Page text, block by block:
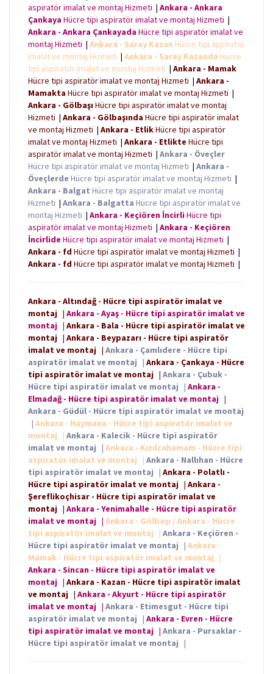
aspiratör imalat ve montaj Hizmeti | Ankara - Ankara
Çankaya Hücre tipi aspiratör imalat ve montaj Hizmeti |
Ankara - Ankara Çankayada Hücre tipi aspiratör imalat ve
montaj Hizmeti | Ankara - Saray Kazan Hücre tipi aspiratör
imalat ve montaj Hizmeti | Ankara - Saray Kazanda Hücre
tipi aspiratör imalat ve montaj Hizmeti | Ankara - Mamak
Hücre tipi aspiratör imalat ve montaj Hizmeti | Ankara -
Mamakta Hücre tipi aspiratör imalat ve montaj Hizmeti |
Ankara - GölbaşıHücre tipi aspiratör imalat ve montaj
Hizmeti | Ankara - Gölbaşında Hücre tipi aspiratör imalat
ve montaj Hizmeti | Ankara - EtlikHücre tipi aspiratör
imalat ve montaj Hizmeti | Ankara - Etlikte Hücre tipi
aspiratör imalat ve montaj Hizmeti | Ankara - Öveçler
Hücre tipi aspiratör imalat ve montaj Hizmeti | Ankara -
Öveçlerde Hücre tipi aspiratör imalat ve montaj Hizmeti |
Ankara - Balgat Hücre tipi aspiratör imalat ve montaj
Hizmeti | Ankara - Balgatta Hücre tipi aspiratör imalat ve
montaj Hizmeti | Ankara - Keçiören İncirliHücre tipi
aspiratör imalat ve montaj Hizmeti | Ankara - Keçiören
İncirlide Hücre tipi aspiratör imalat ve montaj Hizmeti |
Ankara - fd Hücre tipi aspiratör imalat ve montaj Hizmeti |
Ankara - fd Hücre tipi aspiratör imalat ve montaj Hizmeti |
Ankara - Altındağ - Hücre tipi aspiratör imalat ve
montaj | Ankara - Ayaş - Hücre tipi aspiratör imalat ve
montaj | Ankara - Bala - Hücre tipi aspiratör imalat ve
montaj | Ankara - Beypazarı - Hücre tipi aspiratör
imalat ve montaj | Ankara - Çamlıdere - Hücre tipi
aspiratör imalat ve montaj | Ankara - Çankaya - Hücre
tipi aspiratör imalat ve montaj | Ankara - Çubuk -
Hücre tipi aspiratör imalat ve montaj | Ankara -
Elmadağ - Hücre tipi aspiratör imalat ve montaj |
Ankara - Güdül - Hücre tipi aspiratör imalat ve montaj
| Ankara - Haymana - Hücre tipi aspiratör imalat ve
montaj | Ankara - Kalecik - Hücre tipi aspiratör
imalat ve montaj | Ankara - Kızılcahamam - Hücre tipi
aspiratör imalat ve montaj | Ankara - Nallıhan - Hücre
tipi aspiratör imalat ve montaj | Ankara - Polatlı -
Hücre tipi aspiratör imalat ve montaj | Ankara -
Şereflikoçhisar - Hücre tipi aspiratör imalat ve
montaj | Ankara - Yenimahalle - Hücre tipi aspiratör
imalat ve montaj | Ankara - Gölbaşı / Ankara - Hücre
tipi aspiratör imalat ve montaj | Ankara - Keçiören -
Hücre tipi aspiratör imalat ve montaj | Ankara -
Mamak - Hücre tipi aspiratör imalat ve montaj |
Ankara - Sincan - Hücre tipi aspiratör imalat ve
montaj | Ankara - Kazan - Hücre tipi aspiratör imalat
ve montaj | Ankara - Akyurt - Hücre tipi aspiratör
imalat ve montaj | Ankara - Etimesgut - Hücre tipi
aspiratör imalat ve montaj | Ankara - Evren - Hücre
tipi aspiratör imalat ve montaj | Ankara - Pursaklar -
Hücre tipi aspiratör imalat ve montaj |